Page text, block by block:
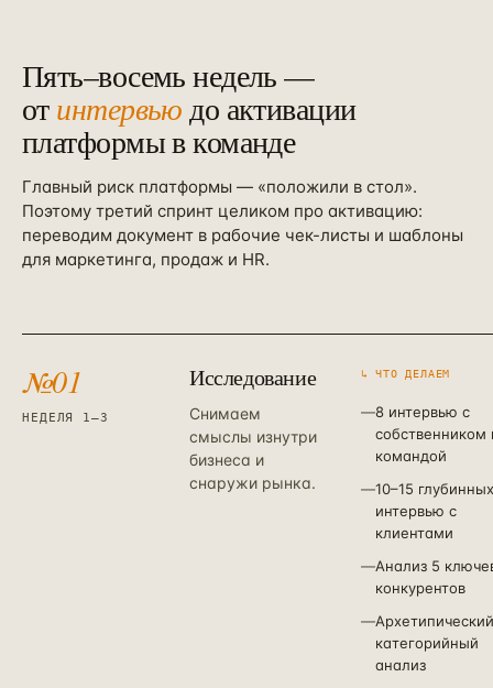
Пять–восемь недель —
отинтервьюдо активации
платформы в команде
Главный риск платформы — «положили в стол».
Поэтому третий спринт целиком про активацию:
переводим документ в рабочие чек-листы и шаблоны
для маркетинга, продаж и HR.
№01
НЕДЕЛЯ 1–3
Исследование
Снимаем
смыслы изнутри
бизнеса и
снаружи рынка.
↳ ЧТО ДЕЛАЕМ
—8 интервью с
собственником
командой
—10–15 глубинных
интервью с
клиентами
—Анализ 5
конкурентов
—
категорийный
анализ